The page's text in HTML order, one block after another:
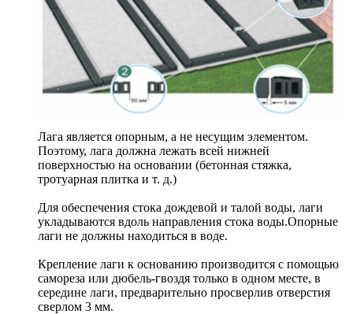
Лага является опорным, а не несущим элементом.
Поэтому, лага должна лежать всей нижней
поверхностью на основании (бетонная стяжка,
тротуарная плитка и т. д.)
Для обеспечения стока дождевой и талой воды, лаги
укладываются вдоль направления стока воды.Опорные
лаги не должны находиться в воде.
Крепление лаги к основанию производится с помощью
самореза или дюбель-гвоздя только в одном месте, в
середине лаги, предварительно просверлив отверстия
сверлом 3 мм.